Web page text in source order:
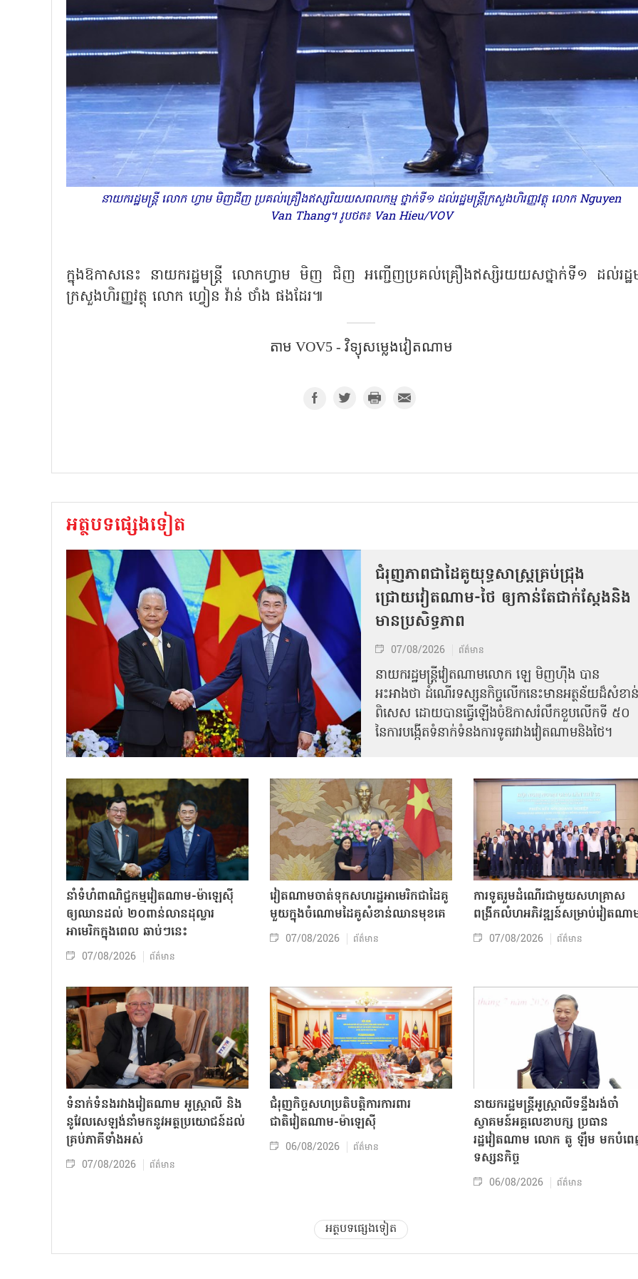
នាយករដ្ឋមន្ត្រី លោក ហ្វាម មិញជីញ ប្រគល់គ្រឿងឥស្សរិយយសពលកម្ម ថ្នាក់ទី១ ដល់រដ្ឋមន្ត្រីក្រសួងហិរញ្ញវត្ថុ លោក Nguyen
Van Thang។ រូបថត៖ Van Hieu/VOV
ក្នុងឱកាសនេះ នាយករដ្ឋមន្ត្រី លោកហ្វាម មិញ ជិញ អញ្ជើញប្រគល់គ្រឿងឥស្សិរយយសថ្នាក់ទី១ ដល់រដ្ឋម
ក្រសួងហិរញ្ញវត្ថុ លោក ហ្វៀន វ៉ាន់ ថាំង ផងដែរ៕
តាម​ VOV5 - វិទ្យុសម្លេងវៀតណាម
អត្ថបទផ្សេងទៀត
ជំរុញភាពជាដៃគូយុទ្ធសាស្ត្រគ្រប់ជ្រុង
ជ្រោយវៀតណាម-ថៃ ឲ្យកាន់តែជាក់ស្ដែងនិង
មានប្រសិទ្ធភាព
07/08/2026 ព័ត៌មាន
នាយករដ្ឋមន្ត្រីវៀតណាមលោក ឡេ មិញហ៊ឹង បាន
អះអាងថា ដំណើរទស្សនកិច្ចលើកនេះមានអត្ថន័យដ៏សំខាន់
ពិសេស ដោយបានធ្វើឡើងចំឱកាសរំលឹកខួបលើកទី ៥០
នៃការបង្កើតទំនាក់ទំនងការទូតរវាងវៀតណាមនិងថៃ។
នាំទំហំពាណិជ្ជកម្មវៀតណាម-ម៉ាឡេស៊ី
ឲ្យឈានដល់ ២០ពាន់លានដុល្លារ
អាមេរិកក្នុងពេល ឆាប់ៗនេះ
07/08/2026 ព័ត៌មាន
វៀតណាមចាត់ទុកសហរដ្ឋអាមេរិកជាដៃគូ
មួយក្នុងចំណោមដៃគូសំខាន់ឈានមុខគេ
07/08/2026 ព័ត៌មាន
ការទូតរួមដំណើរជាមួយសហគ្រាស
ពង្រីកលំហអភិវឌ្ឍន៍សម្រាប់វៀតណា
07/08/2026 ព័ត៌មាន
ទំនាក់ទំនងរវាងវៀតណាម អូស្ត្រាលី និង
នូវែលសេឡង់នាំមកនូវអត្ថប្រយោជន៍ដល់
គ្រប់ភាគីទាំងអស់
07/08/2026 ព័ត៌មាន
ជំរុញកិច្ចសហប្រតិបត្តិការការពារ
ជាតិវៀតណាម-ម៉ាឡេស៊ី
06/08/2026 ព័ត៌មាន
នាយករដ្ឋមន្ត្រីអូស្ត្រាលីទន្ទឹងរង់ចាំ
ស្វាគមន៍អគ្គលេខាបក្ស ប្រធាន
រដ្ឋវៀតណាម លោក តូ ឡឹម មកបំព
ទស្សនកិច្ច
06/08/2026 ព័ត៌មាន
អត្ថបទផ្សេងទៀត